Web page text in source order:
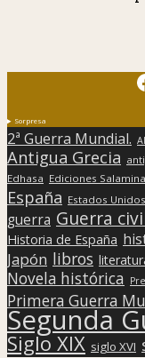
Sorpresa
2ª Guerra Mundial.
Antigua Grecia
Edhasa Ediciones Salamina
España Estados Unidos
guerra Guerra
Historia de España
Japón libros
Novela histórica
Primera Guerra
Segunda
Siglo XIX siglo XVI